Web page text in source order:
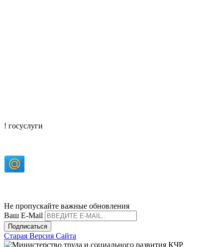
! госуслуги
Не пропускайте важные обновления
Ваш E-Mail
Подписаться
Старая Версия Сайта